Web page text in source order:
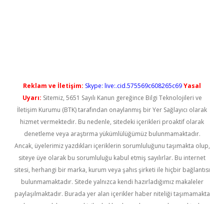
Reklam ve İletişim: Skype: live:.cid.575569c608265c69Yasal
Uyarı: Sitemiz, 5651 Sayılı Kanun gereğince Bilgi Teknolojileri ve
İletişim Kurumu (BTK) tarafından onaylanmış bir Yer Sağlayıcı olarak
hizmet vermektedir. Bu nedenle, sitedeki içerikleri proaktif olarak
denetleme veya araştırma yükümlülüğümüz bulunmamaktadır.
Ancak, üyelerimiz yazdıkları içeriklerin sorumluluğunu taşımakta olup,
siteye üye olarak bu sorumluluğu kabul etmiş sayılırlar. Bu internet
sitesi, herhangi bir marka, kurum veya şahıs şirketi ile hiçbir bağlantısı
bulunmamaktadır. Sitede yalnızca kendi hazırladığımız makaleler
paylaşılmaktadır. Burada yer alan içerikler haber niteliği taşımamakta